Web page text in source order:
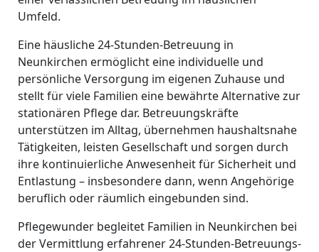
Umfeld.
Eine häusliche 24-Stunden-Betreuung in
Neunkirchen ermöglicht eine individuelle und
persönliche Versorgung im eigenen Zuhause und
stellt für viele Familien eine bewährte Alternative zur
stationären Pflege dar. Betreuungskräfte
unterstützen im Alltag, übernehmen haushaltsnahe
Tätigkeiten, leisten Gesellschaft und sorgen durch
ihre kontinuierliche Anwesenheit für Sicherheit und
Entlastung – insbesondere dann, wenn Angehörige
beruflich oder räumlich eingebunden sind.
Pflegewunder begleitet Familien in Neunkirchen bei
der Vermittlung erfahrener 24-Stunden-Betreuungs-